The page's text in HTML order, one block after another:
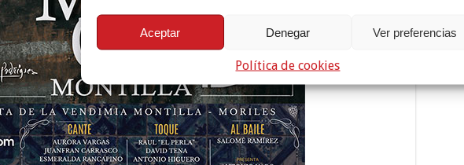
Aceptar Denegar Ver preferencias
Política de cookies